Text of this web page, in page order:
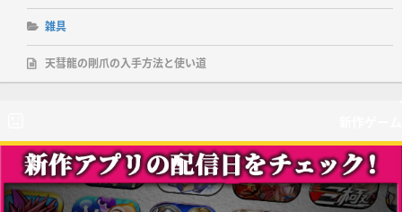
雑具
天彗龍の剛爪の入手方法と使い道